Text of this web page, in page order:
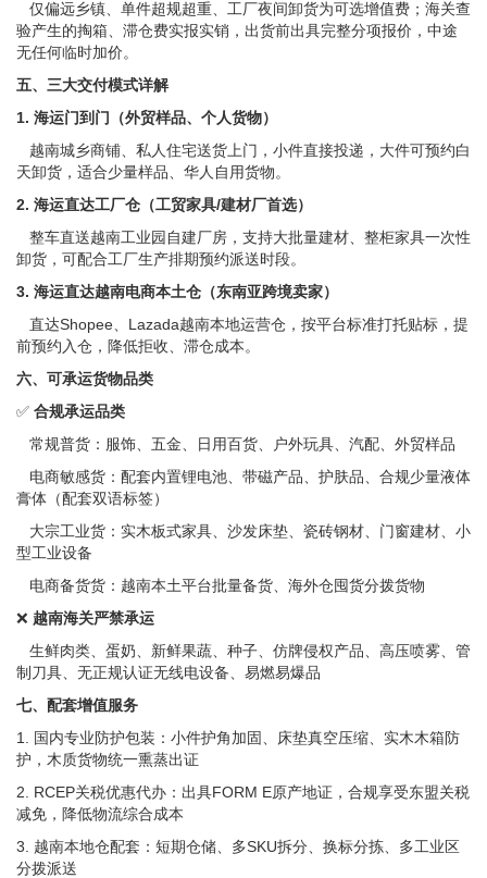
仅偏远乡镇、单件超规超重、工厂夜间卸货为可选增值费；海关查
验产生的掏箱、滞仓费实报实销，出货前出具完整分项报价，中途
无任何临时加价。
五、三大交付模式详解
1. 海运门到门（外贸样品、个人货物）
越南城乡商铺、私人住宅送货上门，小件直接投递，大件可预约白
天卸货，适合少量样品、华人自用货物。
2. 海运直达工厂仓（工贸家具/建材厂首选）
整车直送越南工业园自建厂房，支持大批量建材、整柜家具一次性
卸货，可配合工厂生产排期预约派送时段。
3. 海运直达越南电商本土仓（东南亚跨境卖家）
直达Shopee、Lazada越南本地运营仓，按平台标准打托贴标，提
前预约入仓，降低拒收、滞仓成本。
六、可承运货物品类
✅ 合规承运品类
常规普货：服饰、五金、日用百货、户外玩具、汽配、外贸样品
电商敏感货：配套内置锂电池、带磁产品、护肤品、合规少量液体
膏体（配套双语标签）
大宗工业货：实木板式家具、沙发床垫、瓷砖钢材、门窗建材、小
型工业设备
电商备货货：越南本土平台批量备货、海外仓囤货分拨货物
❌ 越南海关严禁承运
生鲜肉类、蛋奶、新鲜果蔬、种子、仿牌侵权产品、高压喷雾、管
制刀具、无正规认证无线电设备、易燃易爆品
七、配套增值服务
1. 国内专业防护包装：小件护角加固、床垫真空压缩、实木木箱防
护，木质货物统一熏蒸出证
2. RCEP关税优惠代办：出具FORM E原产地证，合规享受东盟关税
减免，降低物流综合成本
3. 越南本地仓配套：短期仓储、多SKU拆分、换标分拣、多工业区
分拨派送